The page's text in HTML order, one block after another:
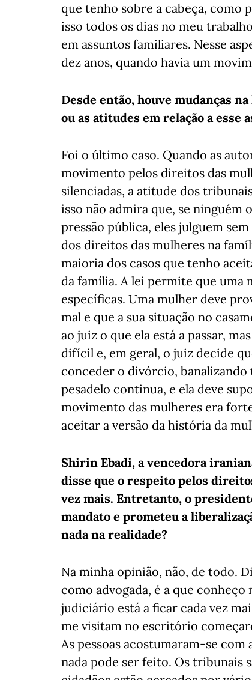
que tenho sobre a cabeça, como
isso todos os dias no meu
em assuntos familiares. Nesse
dez anos, quando havia um
Desde então, houve mudanças
ou as atitudes em relação a esse
Foi o último caso. Quando as
movimento pelos direitos das
silenciadas, a atitude dos
isso não admira que, se ninguém
pressão pública, eles julguem
dos direitos das mulheres na
maioria dos casos que tenho
da família. A lei permite que
específicas. Uma mulher deve
mal e que a sua situação no
ao juiz o que ela está a passar,
difícil e, em geral, o juiz decide
conceder o divórcio, banalizando
pesadelo continua, e ela deve
movimento das mulheres era
aceitar a versão da história da
Shirin Ebadi, a vencedora
disse que o respeito pelos
vez mais. Entretanto, o
mandato e prometeu a
nada na realidade?
Na minha opinião, não, de todo.
como advogada, é a que
judiciário está a ficar cada vez
me visitam no escritório
As pessoas acostumaram-se
nada pode ser feito. Os tribunais